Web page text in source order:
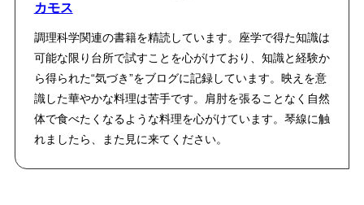
カモス
調理科学関連の書籍を精読しています。座学で得た知識は
可能な限り台所で試すことを心がけており、知識と経験か
ら得られた“気づき”をブログに記録しています。映えを意
識した華やかな料理は苦手です。肩肘を張ることなく自然
体で食べたくなるような料理を心がけています。琴線に触
れましたら、また見に来てください。